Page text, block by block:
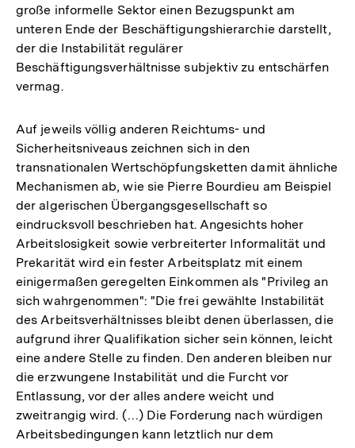
große informelle Sektor einen Bezugspunkt am
unteren Ende der Beschäftigungshierarchie darstellt,
der die Instabilität regulärer
Beschäftigungsverhältnisse subjektiv zu entschärfen
vermag.
Auf jeweils völlig anderen Reichtums- und
Sicherheitsniveaus zeichnen sich in den
transnationalen Wertschöpfungsketten damit ähnliche
Mechanismen ab, wie sie Pierre Bourdieu am Beispiel
der algerischen Übergangsgesellschaft so
eindrucksvoll beschrieben hat. Angesichts hoher
Arbeitslosigkeit sowie verbreiterter Informalität und
Prekarität wird ein fester Arbeitsplatz mit einem
einigermaßen geregelten Einkommen als "Privileg an
sich wahrgenommen": "Die frei gewählte Instabilität
des Arbeitsverhältnisses bleibt denen überlassen, die
aufgrund ihrer Qualifikation sicher sein können, leicht
eine andere Stelle zu finden. Den anderen bleiben nur
die erzwungene Instabilität und die Furcht vor
Entlassung, vor der alles andere weicht und
zweitrangig wird. (…) Die Forderung nach würdigen
Arbeitsbedingungen kann letztlich nur dem